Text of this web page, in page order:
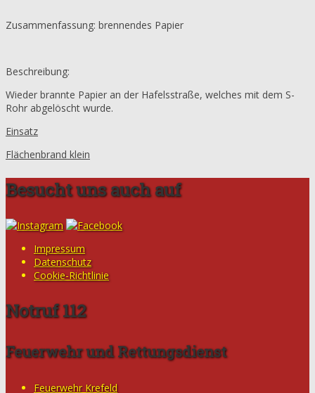
Zusammenfassung: brennendes Papier
Beschreibung:
Wieder brannte Papier an der Hafelsstraße, welches mit dem S-
Rohr abgelöscht wurde.
Einsatz
Flächenbrand klein
Besucht uns auch auf
Impressum
Datenschutz
Cookie-Richtlinie
Notruf 112
Feuerwehr und Rettungsdienst
Feuerwehr Krefeld